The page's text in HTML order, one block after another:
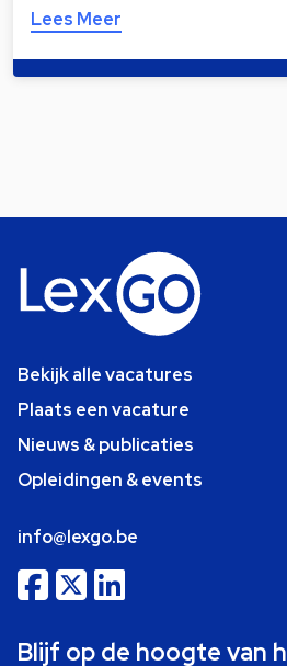
Lees Meer
Bekijk alle vacatures
Plaats een vacature
Nieuws & publicaties
Opleidingen & events
info@lexgo.be
Blijf op de hoogte van